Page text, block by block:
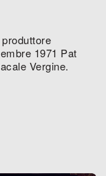
1971 Pat
Vergine.